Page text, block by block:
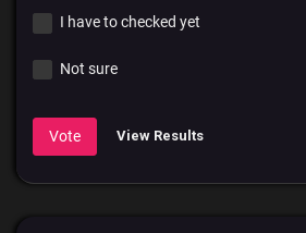
I have to checked yet
Not sure
Vote View Results